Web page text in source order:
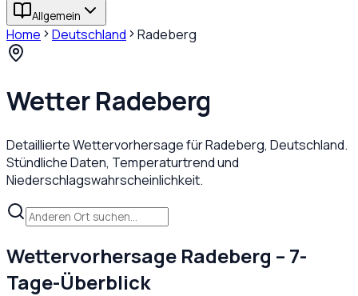
Allgemein
Home Deutschland Radeberg
WetterRadeberg
Detaillierte Wettervorhersage fürRadeberg, Deutschland.
Stündliche Daten, Temperaturtrend und
Niederschlagswahrscheinlichkeit.
Wettervorhersage Radeberg – 7-
Tage-Überblick